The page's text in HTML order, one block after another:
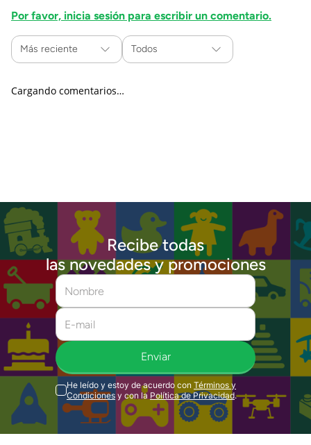
Por favor, inicia sesión para escribir un comentario.
Más reciente Todos
Cargando comentarios…
Recibe todas
las novedades y promociones
Enviar
He leído y estoy de acuerdo con Términos y
Condiciones y con la Política de Privacidad.